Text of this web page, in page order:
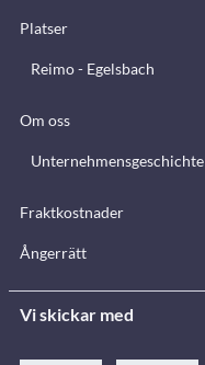
Platser
Reimo - Egelsbach
Om oss
Unternehmensgeschichte
Fraktkostnader
Ångerrätt
Vi skickar med